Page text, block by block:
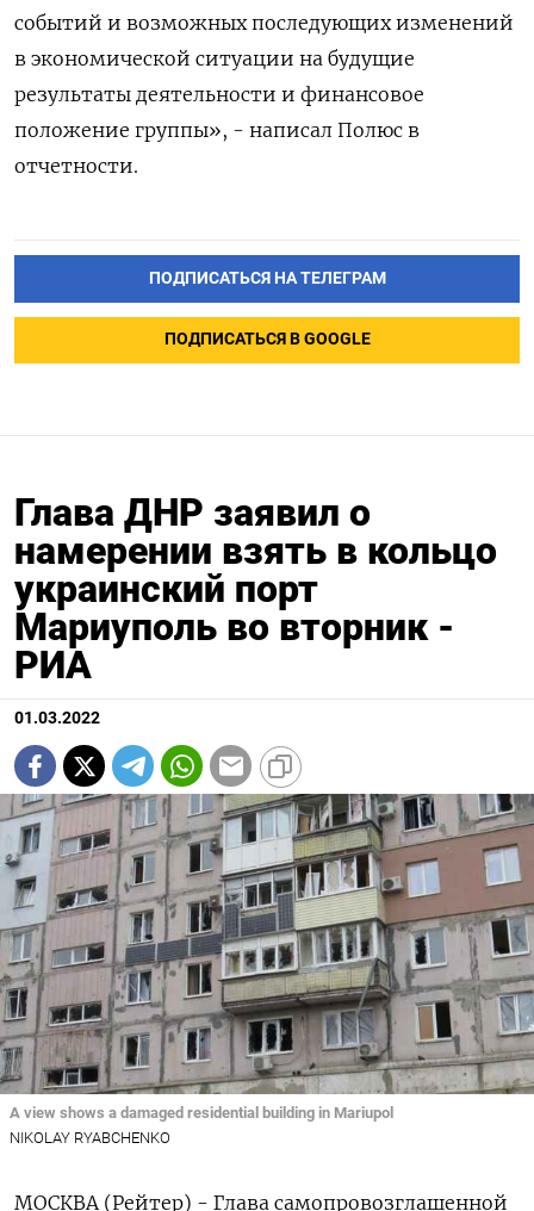
событий и возможных последующих изменений
в экономической ситуации на будущие
результаты деятельности и финансовое
положение группы», - написал Полюс в
отчетности.
ПОДПИСАТЬСЯ НА ТЕЛЕГРАМ
ПОДПИСАТЬСЯ В GOOGLE
Глава ДНР заявил о
намерении взять в кольцо
украинский порт
Мариуполь во вторник -
РИА
01.03.2022
A view shows a damaged residential building in Mariupol
NIKOLAY RYABCHENKO
МОСКВА (Рейтер) - Глава самопровозглашенной